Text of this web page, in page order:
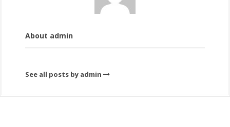
About admin
See all posts by admin